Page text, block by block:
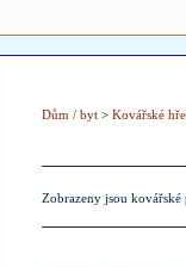
Dům / byt > Kovářské
Zobrazeny jsou